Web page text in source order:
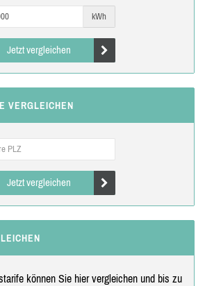
kWh
Jetzt vergleichen
VERGLEICHEN
Jetzt vergleichen
können Sie hier vergleichen und bis zu